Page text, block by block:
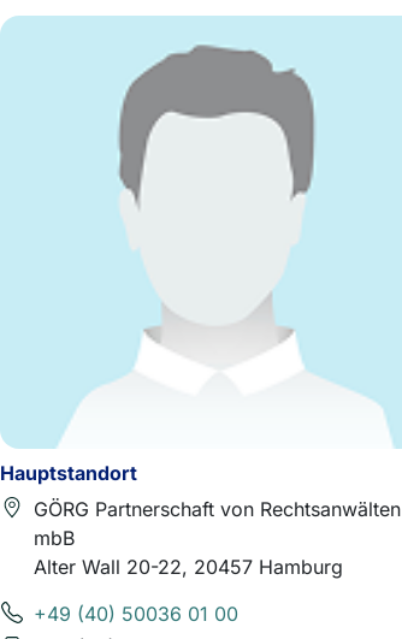
Hauptstandort
GÖRG Partnerschaft von Rechtsanwälten
mbB
Alter Wall 20-22, 20457 Hamburg
+49 (40) 50036 01 00